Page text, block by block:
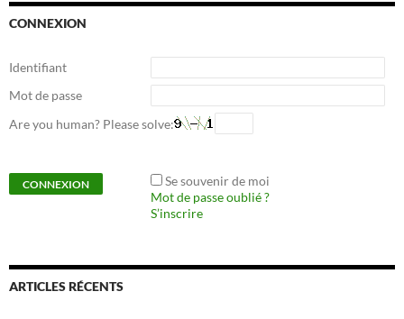
CONNEXION
Identifiant
Mot de passe
Are you human? Please solve:
Se souvenir de moi
Mot de passe oublié ?
S’inscrire
ARTICLES RÉCENTS